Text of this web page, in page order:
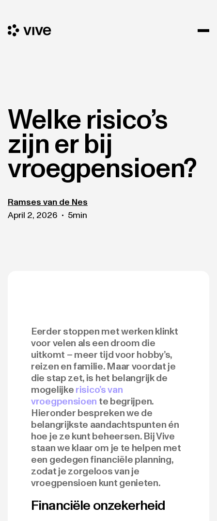
Welke risico’s
zijn er bij
vroegpensioen?
Ramses van de Nes
April 2, 2026 • 5min
Eerder stoppen met werken klinkt
voor velen als een droom die
uitkomt – meer tijd voor hobby’s,
reizen en familie. Maar voordat je
die stap zet, is het belangrijk de
mogelijke risico’s van
vroegpensioen te begrijpen.
Hieronder bespreken we de
belangrijkste aandachtspunten én
hoe je ze kunt beheersen. Bij Vive
staan we klaar om je te helpen met
een gedegen financiële planning,
zodat je zorgeloos van je
vroegpensioen kunt genieten.
Financiële onzekerheid